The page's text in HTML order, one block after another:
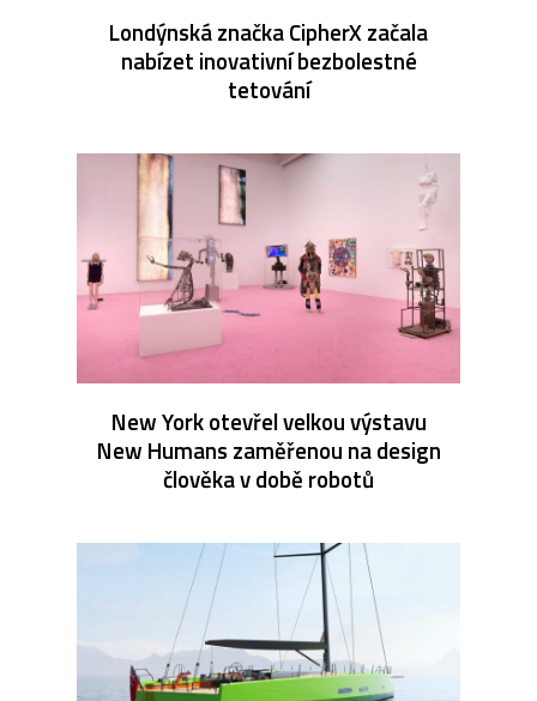
Londýnská značka CipherX začala
nabízet inovativní bezbolestné
tetování
New York otevřel velkou výstavu
New Humans zaměřenou na design
člověka v době robotů